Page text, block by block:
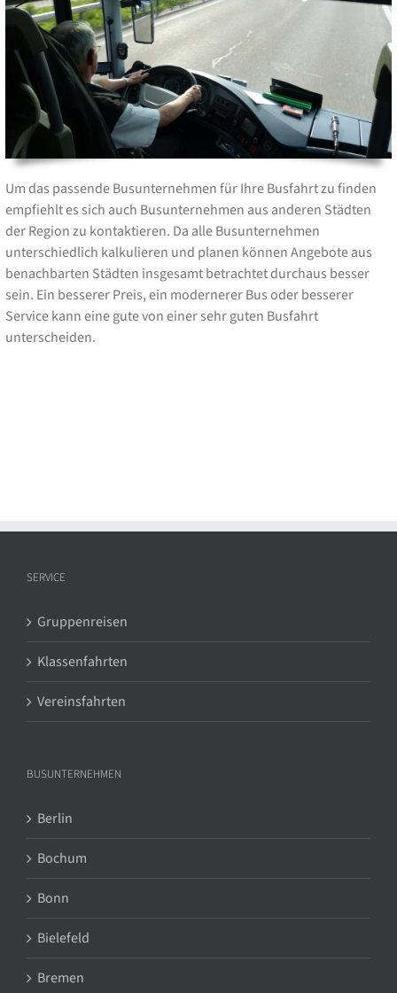
Um das passende Busunternehmen für Ihre Busfahrt zu finden
empfiehlt es sich auch Busunternehmen aus anderen Städten
der Region zu kontaktieren. Da alle Busunternehmen
unterschiedlich kalkulieren und planen können Angebote aus
benachbarten Städten insgesamt betrachtet durchaus besser
sein. Ein besserer Preis, ein modernerer Bus oder besserer
Service kann eine gute von einer sehr guten Busfahrt
unterscheiden.
SERVICE
Gruppenreisen
Klassenfahrten
Vereinsfahrten
BUSUNTERNEHMEN
Berlin
Bochum
Bonn
Bielefeld
Bremen